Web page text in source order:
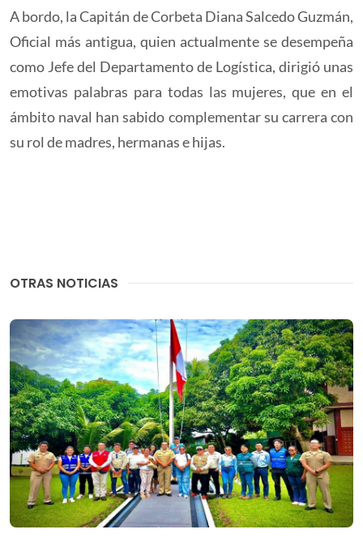
A bordo, la Capitán de Corbeta Diana Salcedo Guzmán,
Oficial más antigua, quien actualmente se desempeña
como Jefe del Departamento de Logística, dirigió unas
emotivas palabras para todas las mujeres, que en el
ámbito naval han sabido complementar su carrera con
su rol de madres, hermanas e hijas.
OTRAS NOTICIAS